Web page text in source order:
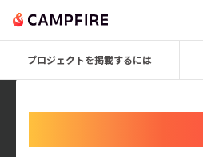
プロジェクトを掲載するには